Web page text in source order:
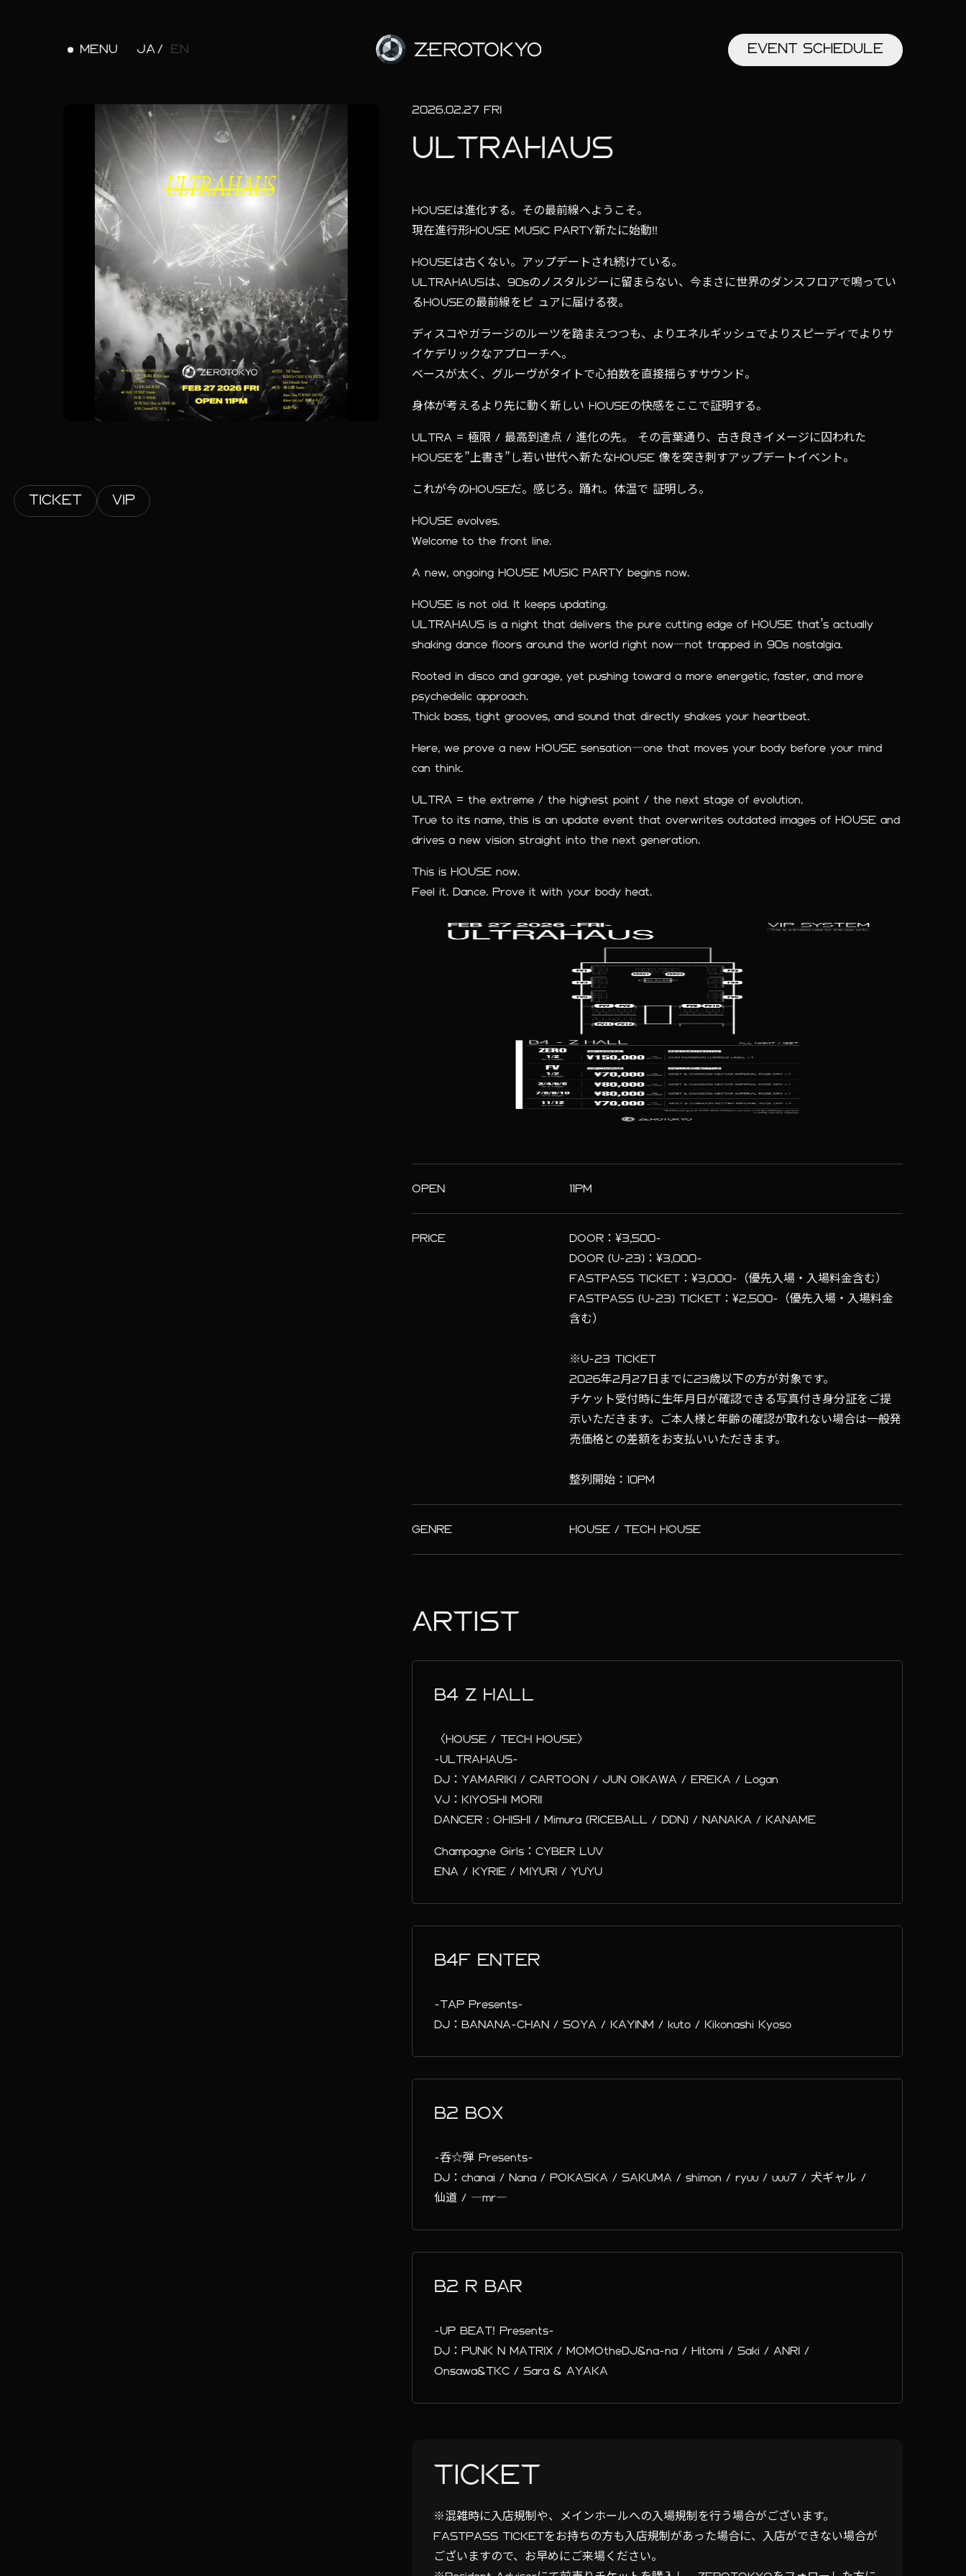
MENU JA EN EVENT SCHEDULE
TICKET VIP
2026.02.27 FRI
ULTRAHAUS
HOUSEは進化する。その最前線へようこそ。
現在進行形HOUSE MUSIC PARTY新たに始動!!
HOUSEは古くない。アップデートされ続けている。
ULTRAHAUSは、90sのノスタルジーに留まらない、今まさに世界のダンスフロアで鳴ってい
るHOUSEの最前線をピ ュアに届ける夜。
ディスコやガラージのルーツを踏まえつつも、よりエネルギッシュでよりスピーディでよりサ
イケデリックなアプローチへ。
ベースが太く、グルーヴがタイトで心拍数を直接揺らすサウンド。
身体が考えるより先に動く新しい HOUSEの快感をここで証明する。
ULTRA = 極限 / 最高到達点 / 進化の先。 その言葉通り、古き良きイメージに囚われた
HOUSEを”上書き”し若い世代へ新たなHOUSE 像を突き刺すアップデートイベント。
これが今のHOUSEだ。感じろ。踊れ。体温で 証明しろ。
HOUSE evolves.
Welcome to the front line.
A new, ongoing HOUSE MUSIC PARTY begins now.
HOUSE is not old. It keeps updating.
ULTRAHAUS is a night that delivers the pure cutting edge of HOUSE that’s actually
shaking dance floors around the world right now―not trapped in 90s nostalgia.
Rooted in disco and garage, yet pushing toward a more energetic, faster, and more
psychedelic approach.
Thick bass, tight grooves, and sound that directly shakes your heartbeat.
Here, we prove a new HOUSE sensation―one that moves your body before your mind
can think.
ULTRA = the extreme / the highest point / the next stage of evolution.
True to its name, this is an update event that overwrites outdated images of HOUSE and
drives a new vision straight into the next generation.
This is HOUSE now.
Feel it. Dance. Prove it with your body heat.
OPEN 11PM
PRICE
DOOR：¥3,500-
DOOR (U-23)：¥3,000-
FASTPASS TICKET：¥3,000-（優先入場・入場料金含む）
FASTPASS (U-23) TICKET：¥2,500-（優先入場・入場料金
含む）
※U-23 TICKET
2026年2月27日までに23歳以下の方が対象です。
チケット受付時に生年月日が確認できる写真付き身分証をご提
示いただきます。ご本人様と年齢の確認が取れない場合は一般発
売価格との差額をお支払いいただきます。
整列開始：10PM
GENRE HOUSE / TECH HOUSE
ARTIST
B4 Z HALL
〈HOUSE / TECH HOUSE〉
-ULTRAHAUS-
DJ：YAMARIKI / CARTOON / JUN OIKAWA / EREKA / Logan
VJ：KIYOSHI MORII
DANCER : OHISHI / Mimura (RICEBALL / DDN) / NANAKA / KANAME
Champagne Girls：CYBER LUV
ENA / KYRIE / MIYURI / YUYU
B4F ENTER
-TAP Presents-
DJ：BANANA-CHAN / SOYA / KAYINM / kuto / Kikonashi Kyoso
B2 BOX
-呑☆弾 Presents-
DJ：chanai / Nana / POKASKA / SAKUMA / shimon / ryuu / uuu7 / 犬ギャル /
仙道 / ―mr—
B2 R BAR
-UP BEAT! Presents-
DJ：PUNK N MATRIX / MOMOtheDJ&na-na / Hitomi / Saki / ANRI /
Onsawa&TKC / Sara & AYAKA
TICKET
※混雑時に入店規制や、メインホールへの入場規制を行う場合がございます。
FASTPASS TICKETをお持ちの方も入店規制があった場合に、入店ができない場合が
ございますので、お早めにご来場ください。